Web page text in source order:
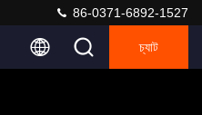
86-0371-6892-1527
চ্যাট